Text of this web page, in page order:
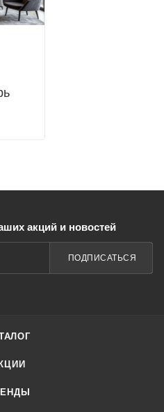
акций и новостей
ПОДПИСАТЬСЯ